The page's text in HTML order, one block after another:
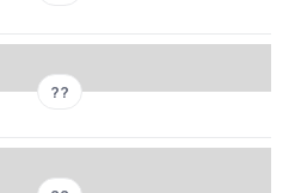
??